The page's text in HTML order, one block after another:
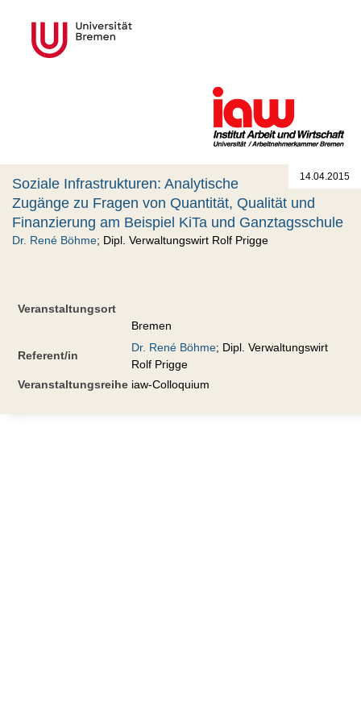
14.04.2015
Soziale Infrastrukturen: Analytische
Zugänge zu Fragen von Quantität, Qualität und
Finanzierung am Beispiel KiTa und Ganztagsschule
Dr. René Böhme; Dipl. Verwaltungswirt Rolf Prigge
Veranstaltungsort
Bremen
Referent/in
Dr. René Böhme; Dipl. Verwaltungswirt
Rolf Prigge
Veranstaltungsreihe iaw-Colloquium